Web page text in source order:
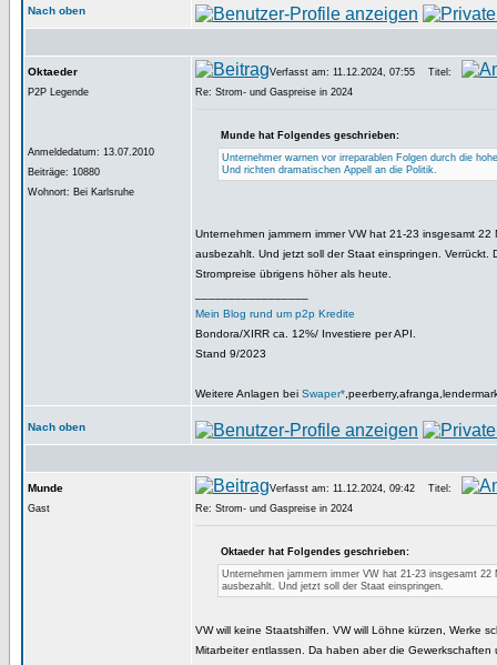
Nach oben
Oktaeder
P2P Legende
Anmeldedatum: 13.07.2010
Beiträge: 10880
Wohnort: Bei Karlsruhe
Verfasst am: 11.12.2024, 07:55
Titel:
Re: Strom- und Gaspreise in 2024
Munde hat Folgendes geschrieben:
Unternehmer warnen vor irreparablen Folgen durch die
Und richten dramatischen Appell an die Politik.
Unternehmen jammern immer VW hat 21-23 insgesamt 22
ausbezahlt. Und jetzt soll der Staat einspringen. Verrückt.
Strompreise übrigens höher als heute.
Mein Blog rund um p2p Kredite
Bondora/XIRR ca. 12%/ Investiere per API.
Stand 9/2023
Weitere Anlagen bei Swaper*
Nach oben
Munde
Gast
Verfasst am: 11.12.2024, 09:42
Titel:
Re: Strom- und Gaspreise in 2024
Oktaeder hat Folgendes geschrieben:
Unternehmen jammern immer VW hat 21-23 insgesamt 22
ausbezahlt. Und jetzt soll der Staat einspringen.
VW will keine Staatshilfen. VW will Löhne kürzen, Werke
Mitarbeiter entlassen. Da haben aber die Gewerkschaften